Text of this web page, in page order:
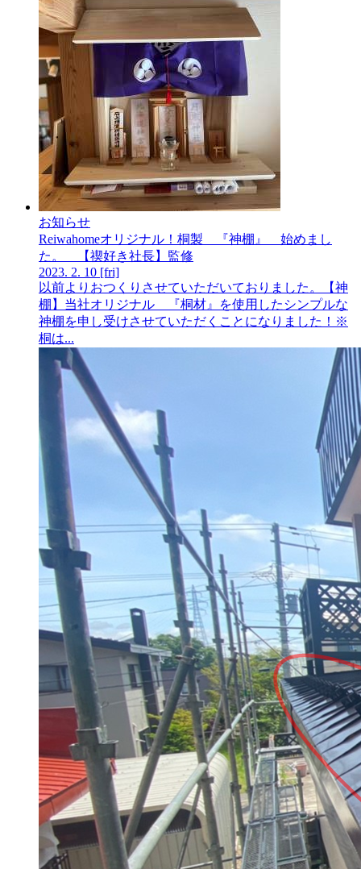
お知らせ
Reiwahomeオリジナル！桐製 『神棚』 始めまし
た。 【禊好き社長】監修
2023. 2. 10 [fri]
以前よりおつくりさせていただいておりました。【神
棚】当社オリジナル 『桐材』を使用したシンプルな
神棚を申し受けさせていただくことになりました！※
桐は...